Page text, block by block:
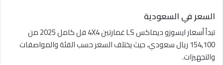
السعر في السعودية
تبدأ أسعار ايسوزو ديماكس LS غمارتين 4X4 فل كامل 2025 من
154,100 ريال سعودي، حيث يختلف السعر حسب الفئة والمواصفات
والتجهيزات.